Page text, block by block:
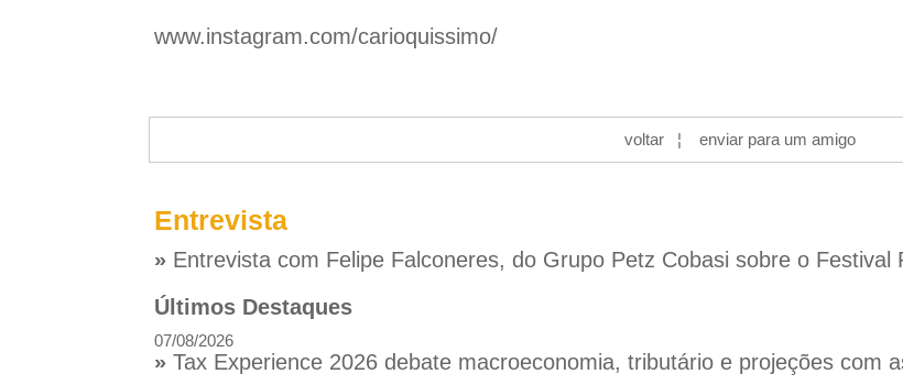
www.instagram.com/carioquissimo/
voltar ¦ enviar para um amigo
Entrevista
» Entrevista com Felipe Falconeres, do Grupo Petz Cobasi sobre o Festival
Últimos Destaques
07/08/2026
» Tax Experience 2026 debate macroeconomia, tributário e projeções com